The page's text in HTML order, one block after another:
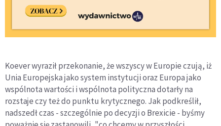
Koever wyraził przekonanie, że wszyscy w Europie czują, iż
Unia Europejska jako system instytucji oraz Europa jako
wspólnota wartości i wspólnota polityczna dotarły na
rozstaje czy też do punktu krytycznego. Jak podkreślił,
nadszedł czas - szczególnie po decyzji o Brexicie - byśmy